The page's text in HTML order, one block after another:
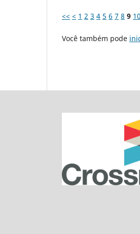
<< < 1 2 3 4 5 6 7 8 9 10
Você também pode